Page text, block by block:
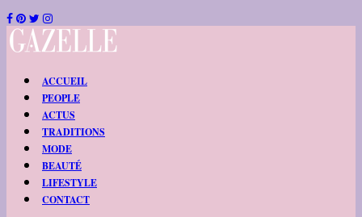
ACCUEIL
PEOPLE
ACTUS
TRADITIONS
MODE
BEAUTÉ
LIFESTYLE
CONTACT